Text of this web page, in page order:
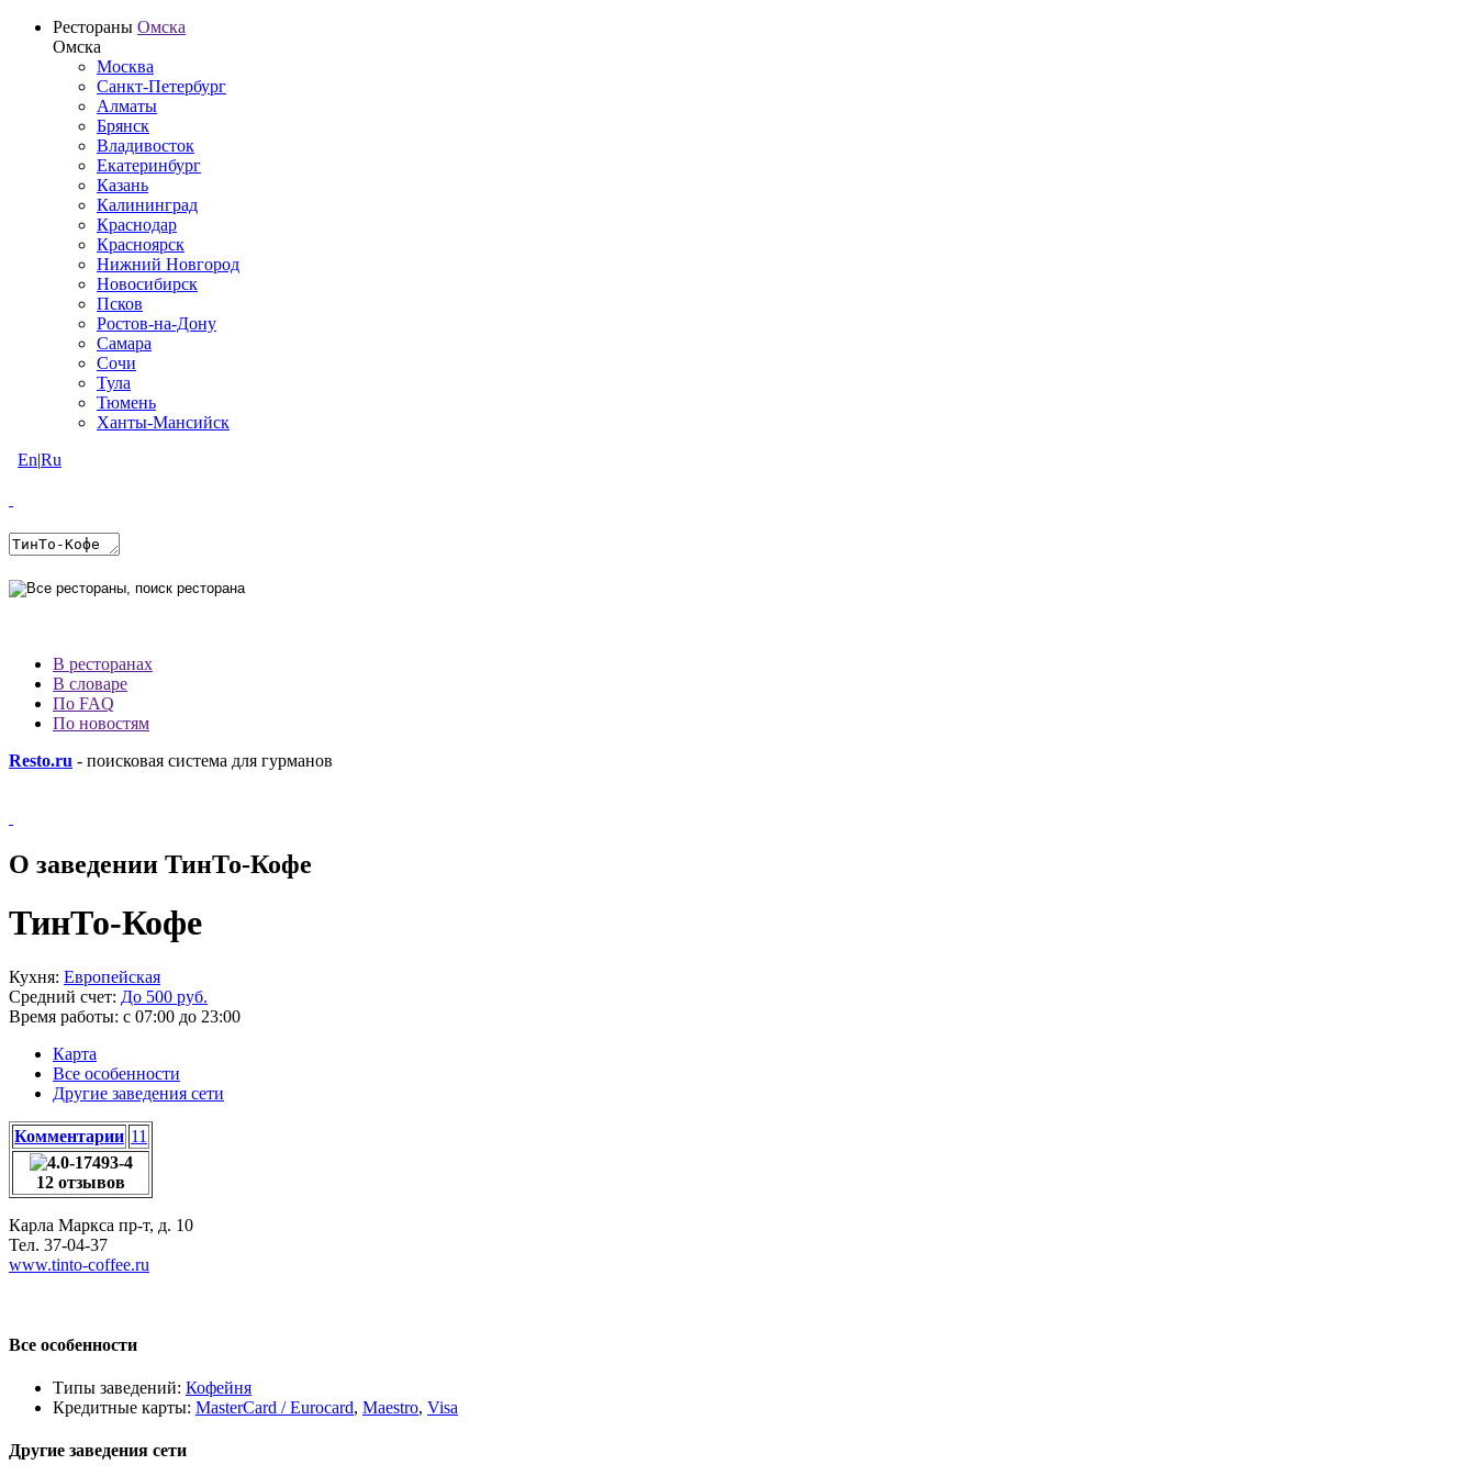
Рестораны Омска
Омска
Москва
Санкт-Петербург
Алматы
Брянск
Владивосток
Екатеринбург
Казань
Калининград
Краснодар
Красноярск
Нижний Новгород
Новосибирск
Псков
Ростов-на-Дону
Самара
Сочи
Тула
Тюмень
Ханты-Мансийск
En|Ru
В ресторанах
В словаре
По FAQ
По новостям
Resto.ru - поисковая система для гурманов
О заведении ТинТо-Кофе
ТинТо-Кофе
Кухня: Европейская
Средний счет: До 500 руб.
Время работы: с 07:00 до 23:00
Карта
Все особенности
Другие заведения сети
Комментарии 11
12 отзывов
Карла Маркса пр-т, д. 10
Тел. 37-04-37
www.tinto-coffee.ru
Все особенности
Типы заведений: Кофейня
Кредитные карты: MasterCard / Eurocard, Maestro, Visa
Другие заведения сети